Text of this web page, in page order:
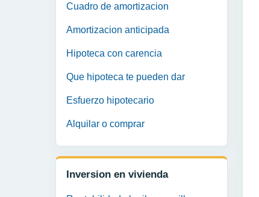
Cuadro de amortizacion
Amortizacion anticipada
Hipoteca con carencia
Que hipoteca te pueden dar
Esfuerzo hipotecario
Alquilar o comprar
Inversion en vivienda